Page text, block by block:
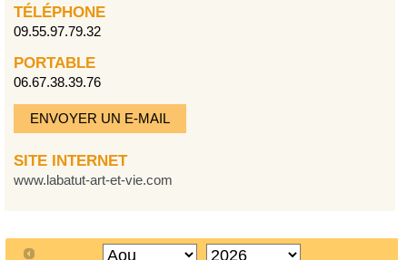
TÉLÉPHONE
09.55.97.79.32
PORTABLE
06.67.38.39.76
ENVOYER UN E-MAIL
SITE INTERNET
www.labatut-art-et-vie.com